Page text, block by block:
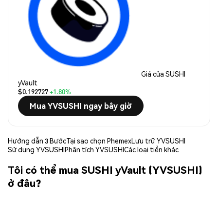
Giá của SUSHI
yVault
$0.192727+1.80%
Mua YVSUSHI ngay bây giờ
Hướng dẫn 3 BướcTại sao chọn PhemexLưu trữ YVSUSHI
Sử dụng YVSUSHIPhân tích YVSUSHICác loại tiền khác
Tôi có thể mua SUSHI yVault (YVSUSHI)
ở đâu?